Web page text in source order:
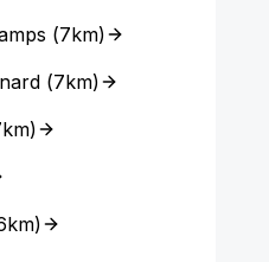
(7km)
(7km)
)
)